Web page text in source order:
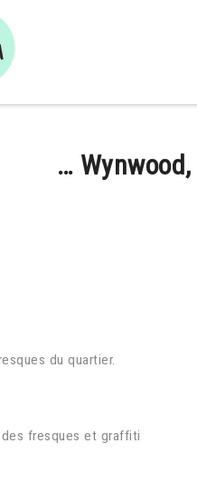
…
du quartier.
fresques et graffiti